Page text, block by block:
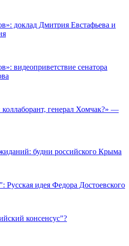
доклад Дмитрия Евстафьева и
видеоприветствие сенатора
генерал Хомчак?» —
будни российского Крыма
Русская идея Федора Достоевского
консенсус"?